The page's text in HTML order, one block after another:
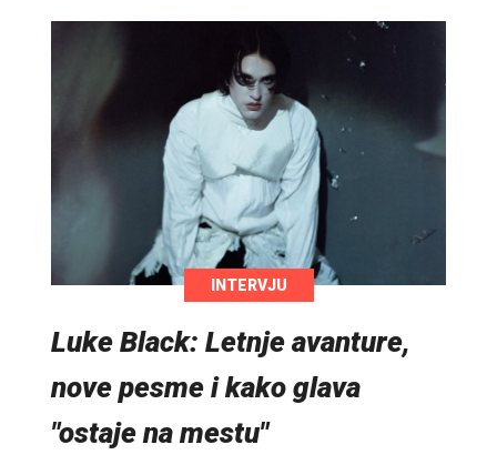
INTERVJU
Luke Black: Letnje avanture,
nove pesme i kako glava
"ostaje na mestu"